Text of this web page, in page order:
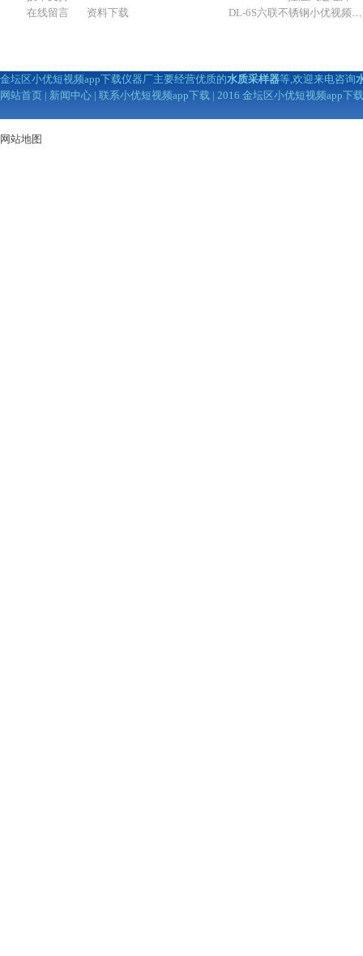
在线留言
资料下载
DL-6S六联不锈钢小优视频APP官网下载为爱而生（抽滤装置）
金坛区小优短视频app下载仪器厂主要经营优质的水质采样器等,欢迎来电咨询
网站首页 | 新闻中心 | 联系小优短视频app下载 | 2016 金坛区小优短视频app下
网站地图